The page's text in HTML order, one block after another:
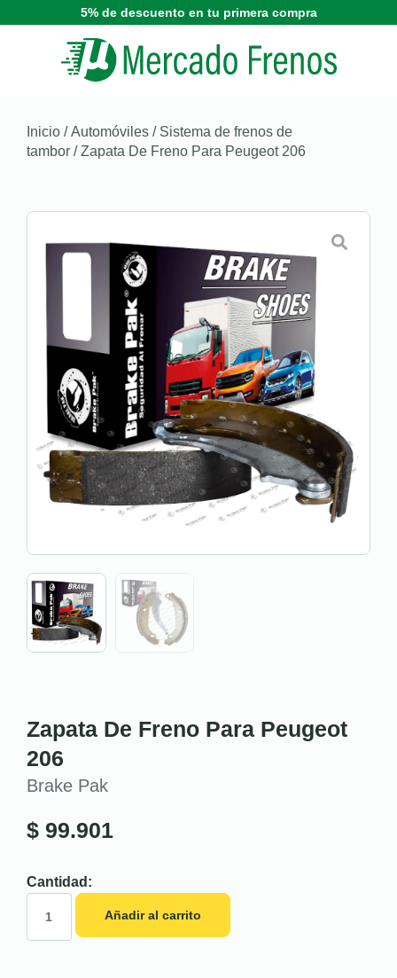
5% de descuento en tu primera compra
Inicio /Automóviles / Sistema de frenos de
tambor / Zapata De Freno Para Peugeot 206
Zapata De Freno Para Peugeot
206
Brake Pak
$ 99.901
Cantidad:
Añadir al carrito